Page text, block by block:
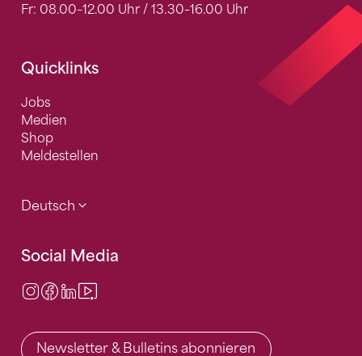
Fr: 08.00–12.00 Uhr / 13.30–16.00 Uhr
Quicklinks
Jobs
Medien
Shop
Meldestellen
Deutsch
Social Media
Instagram
Facebook
LinkedIn
Newsletter & Bulletins abonnieren